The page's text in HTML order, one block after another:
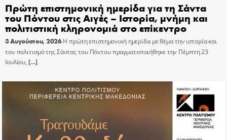
Πρώτη επιστημονική ημερίδα για τη Σάντα
του Πόντου στις Αιγές – Ιστορία, μνήμη και
πολιτιστική κληρονομιά στο επίκεντρο
3 Αυγούστου, 2026 Η πρώτη επιστημονική ημερίδα με θέμα την ιστορία και
τον πολιτισμό της Σάντας του Πόντου πραγματοποιήθηκε την Πέμπτη 23
Ιουλίου, […]